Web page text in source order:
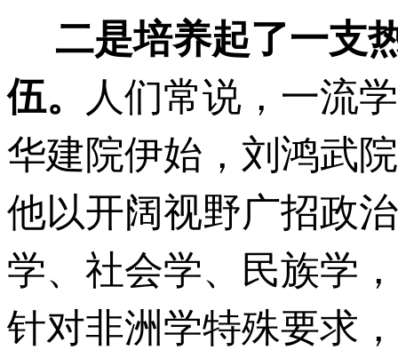
二是培养起了一支
伍。
人们常说，一流
华建院伊始，刘鸿武
他以开阔视野广招政
学、社会学、民族学
针对非洲学特殊要求